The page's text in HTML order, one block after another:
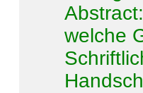
Abstract:
welche